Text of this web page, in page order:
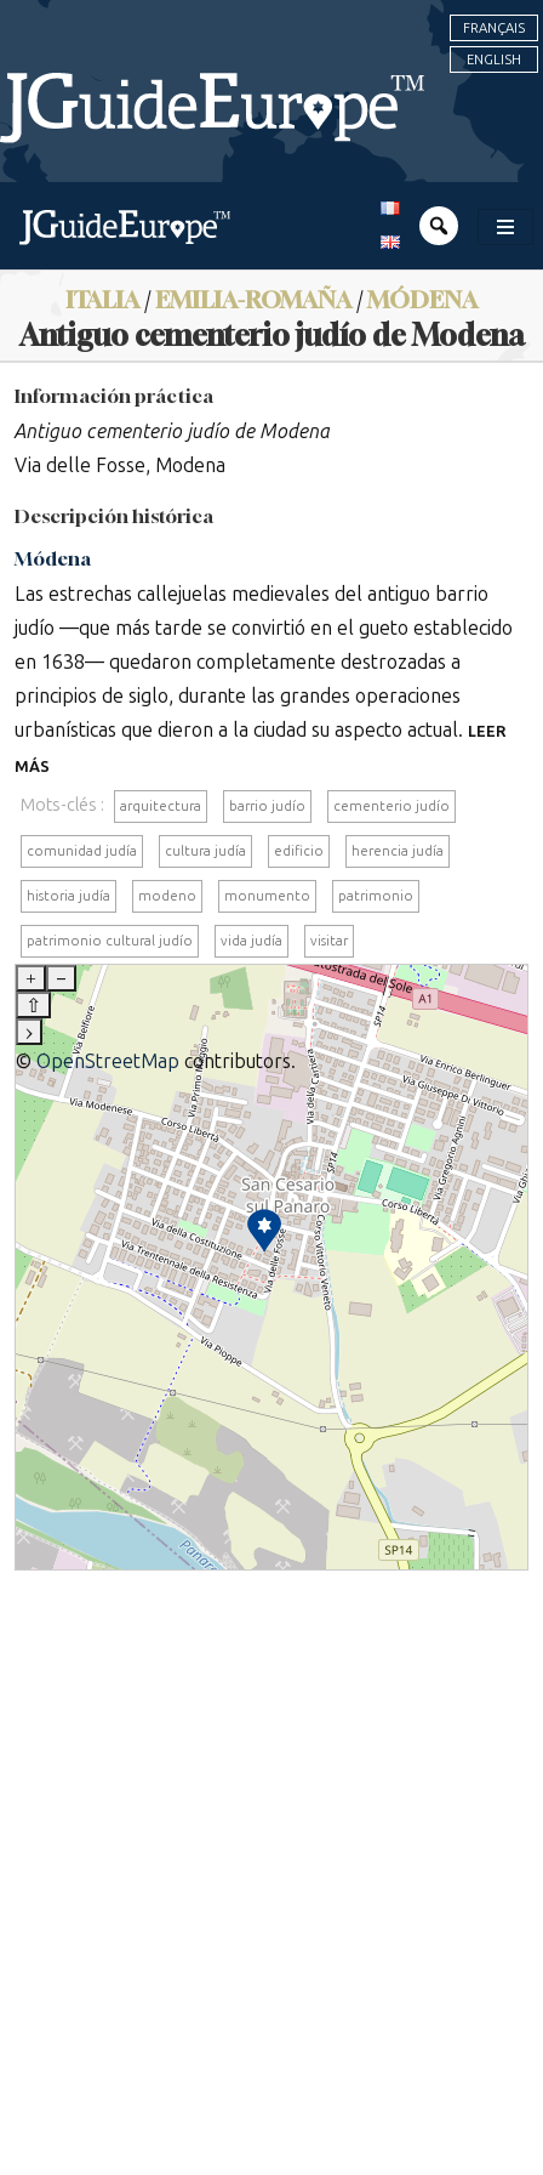
FRANÇAIS
ENGLISH
ITALIA/EMILIA-ROMAÑA/MÓDENA
Antiguo cementerio judío de Modena
Información práctica
Antiguo cementerio judío de Modena
Via delle Fosse, Modena
Descripción histórica
Módena
Las estrechas callejuelas medievales del antiguo barrio
judío —que más tarde se convirtió en el gueto establecido
en 1638— quedaron completamente destrozadas a
principios de siglo, durante las grandes operaciones
urbanísticas que dieron a la ciudad su aspecto actual. LEER
MÁS
Mots-clés : arquitectura barrio judío cementerio judío
comunidad judía cultura judía edificio herencia judía
historia judía modeno monumento patrimonio
patrimonio cultural judío vida judía visitar
+
–
⇧
›
©OpenStreetMap contributors.